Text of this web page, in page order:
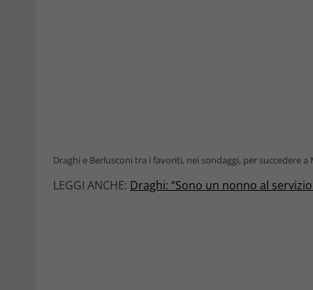
Draghi e Berlusconi tra i favoriti, nei sondaggi, per succedere a
LEGGI ANCHE: Draghi: “Sono un nonno al